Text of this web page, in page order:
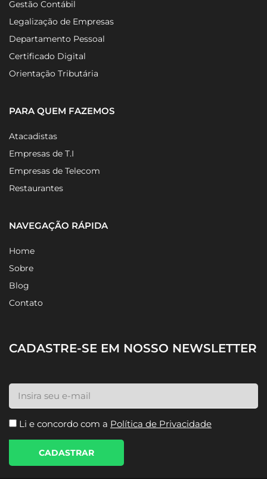
Gestão Fiscal
Gestão Contábil
Legalização de Empresas
Departamento Pessoal
Certificado Digital
PARA QUEM FAZEMOS
Atacadistas
Empresas de T.I
Empresas de Telecom
NAVEGAÇÃO RÁPIDA
Home
Sobre
Blog
Política de Privacidade